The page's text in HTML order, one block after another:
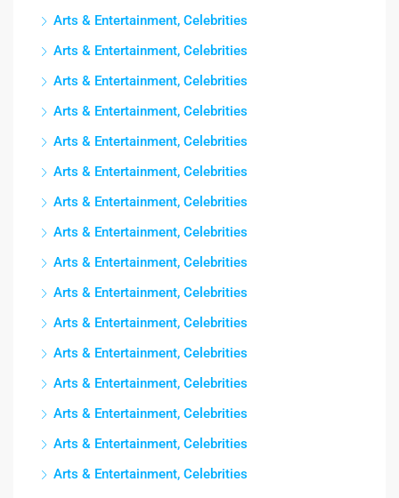
Arts & Entertainment, Celebrities
Arts & Entertainment, Celebrities
Arts & Entertainment, Celebrities
Arts & Entertainment, Celebrities
Arts & Entertainment, Celebrities
Arts & Entertainment, Celebrities
Arts & Entertainment, Celebrities
Arts & Entertainment, Celebrities
Arts & Entertainment, Celebrities
Arts & Entertainment, Celebrities
Arts & Entertainment, Celebrities
Arts & Entertainment, Celebrities
Arts & Entertainment, Celebrities
Arts & Entertainment, Celebrities
Arts & Entertainment, Celebrities
Arts & Entertainment, Celebrities